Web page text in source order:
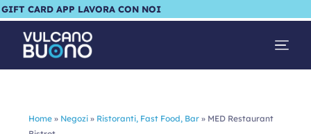
GIFT CARD APP LAVORA CON NOI
Home » Negozi » Ristoranti, Fast Food, Bar » MED Restaurant